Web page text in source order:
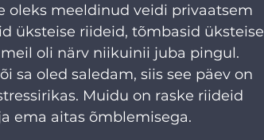
oleks meeldinud veidi privaatsem
üksteise riideid, tõmbasid üksteise
oli närv niikuinii juba pingul.
sa oled saledam, siis see päev on
Muidu on raske riideid
ema aitas õmblemisega.